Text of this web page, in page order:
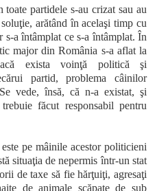
partidele s-au crizat sau au
arătând în acelaşi timp cu
a întâmplat ce s-a întâmplat. În
major din România s-a aflat la
exista voinţă politică şi
partid, problema câinilor
vede, însă, că n-a existat, şi
făcut responsabil pentru
pe mâinile acestor politicieni
situaţia de nepermis într-un stat
de taxe să fie hărţuiţi, agresaţi
de animale scăpate de sub